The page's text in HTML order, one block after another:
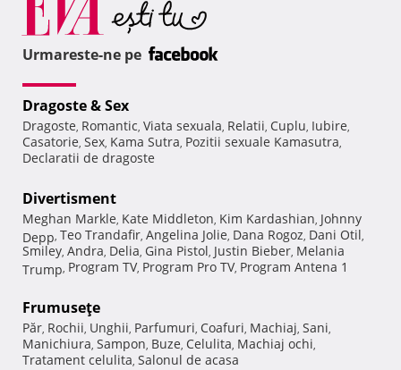
Urmareste-ne pe
Dragoste & Sex
Dragoste, Romantic, Viata sexuala, Relatii, Cuplu, Iubire,
Casatorie, Sex, Kama Sutra, Pozitii sexuale Kamasutra,
Declaratii de dragoste
Divertisment
Meghan Markle, Kate Middleton, Kim Kardashian, Johnny
Depp, Teo Trandafir, Angelina Jolie, Dana Rogoz, Dani Otil,
Smiley, Andra, Delia, Gina Pistol, Justin Bieber, Melania
Trump, Program TV, Program Pro TV, Program Antena 1
Frumuseţe
Păr, Rochii, Unghii, Parfumuri, Coafuri, Machiaj, Sani,
Manichiura, Sampon, Buze, Celulita, Machiaj ochi,
Tratament celulita, Salonul de acasa